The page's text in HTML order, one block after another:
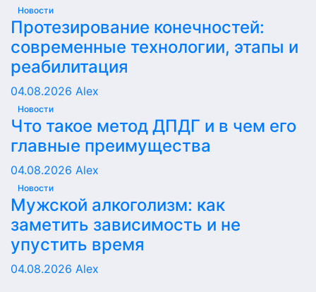
Новости
Протезирование конечностей:
современные технологии, этапы и
реабилитация
04.08.2026 Alex
Новости
Что такое метод ДПДГ и в чем его
главные преимущества
04.08.2026 Alex
Новости
Мужской алкоголизм: как
заметить зависимость и не
упустить время
04.08.2026 Alex